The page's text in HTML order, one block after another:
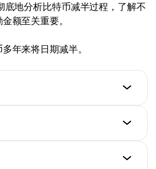
底地分析比特币减半过程，了解不
额至关重要。
年来将日期减半。